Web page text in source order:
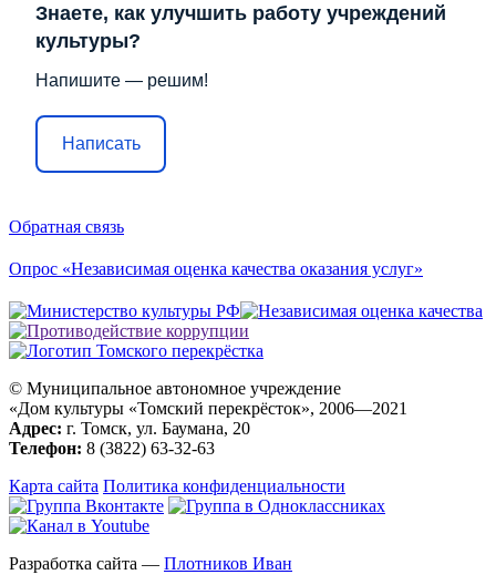
Знаете, как улучшить работу учреждений
культуры?
Напишите — решим!
Написать
Обратная связь
Опрос «Независимая оценка качества оказания услуг»
© Муниципальное автономное учреждение
«Дом культуры «Томский перекрёсток», 2006—2021
Адрес: г. Томск, ул. Баумана, 20
Телефон: 8 (3822) 63-32-63
Карта сайта Политика конфиденциальности
Разработка сайта — Плотников Иван